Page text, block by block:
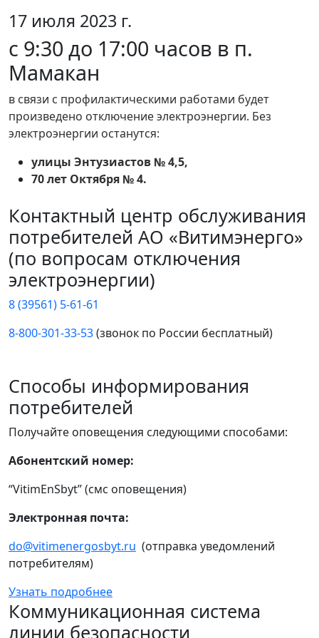
17 июля 2023 г.
с 9:30 до 17:00 часов в п.
Мамакан
в связи с профилактическими работами будет
произведено отключение электроэнергии. Без
электроэнергии останутся:
улицы Энтузиастов № 4,5,
70 лет Октября № 4.
Контактный центр обслуживания
потребителей АО «Витимэнерго»
(по вопросам отключения
электроэнергии)
8 (39561) 5-61-61
8-800-301-33-53(звонок по России бесплатный)
Способы информирования
потребителей
Получайте оповещения следующими способами:
Абонентский номер:
“VitimEnSbyt” (смс оповещения)
Электронная почта:
do@vitimenergosbyt.ru (отправка уведомлений
потребителям)
Узнать подробнее
Коммуникационная система
линии безопасности